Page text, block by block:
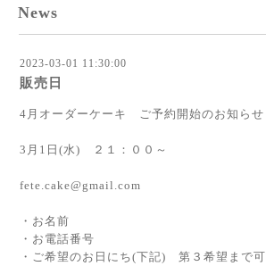
News
2023-03-01 11:30:00
販売日
4月オーダーケーキ ご予約開始のお知らせ
3月1日(水) ２１：００～
fete.cake@gmail.com
・お名前
・お電話番号
・ご希望のお日にち(下記) 第３希望まで可